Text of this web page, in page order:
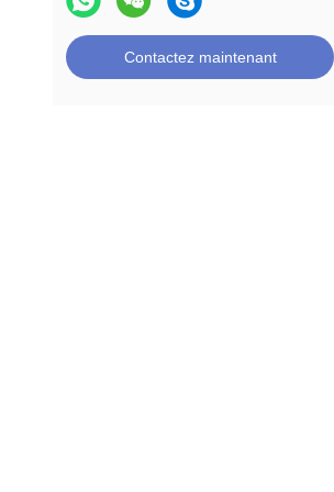
Contactez maintenant